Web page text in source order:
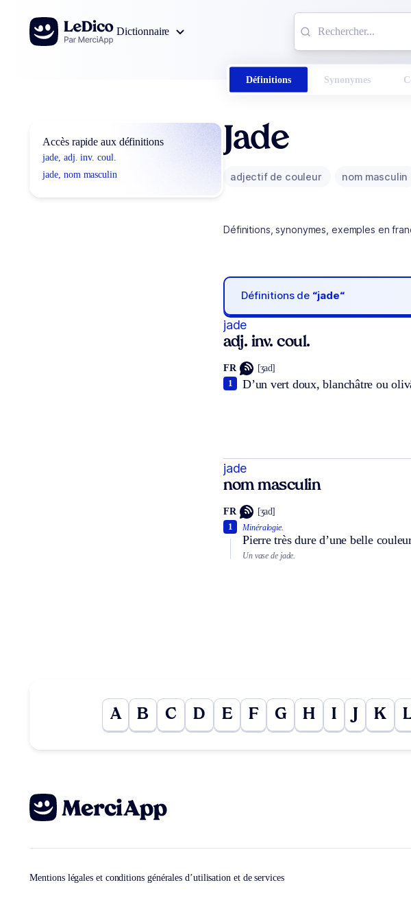
Aller au contenu
Dictionnaire
Définitions Synonymes
Accès rapide aux définitions
jade, adj. inv. coul.
jade, nom masculin
Jade
adjectif de couleur nom masculin
Définitions, synonymes, exemples en
Définitions de “jade“
jade
adj. inv. coul.
FR [ʒad]
D’un vert doux, blanchâtre ou
1
jade
nom masculin
FR [ʒad]
Minéralogie.
Pierre très dure d’une belle
1
Un vase de jade.
A B C D E F G H I J K
Mentions légales et conditions générales d’utilisation et de services